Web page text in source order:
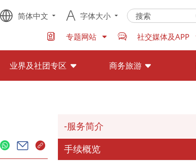
简体中文 字体大小
专题网站 社交媒体及APP
业界及社团专区 商务旅游
服务简介
手续概览